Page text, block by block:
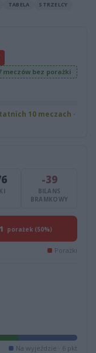
TABELA
STRZELCY
meczów bez porażki
10 meczach ·
-39
BILANS
BRAMKOWY
porażek (50%)
Porażki
Na wyjeździe · 6 pkt